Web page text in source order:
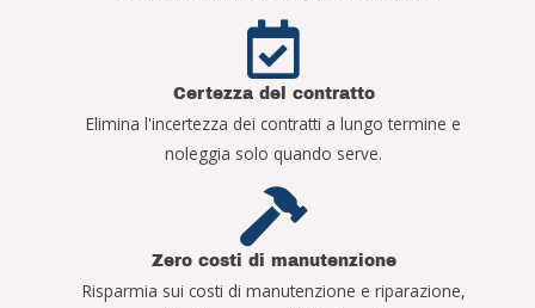
Certezza del contratto
Elimina l'incertezza dei contratti a lungo termine e
noleggia solo quando serve.
Zero costi di manutenzione
Risparmia sui costi di manutenzione e riparazione,